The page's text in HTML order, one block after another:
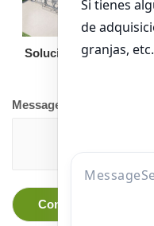
Solución llave en mano
Message